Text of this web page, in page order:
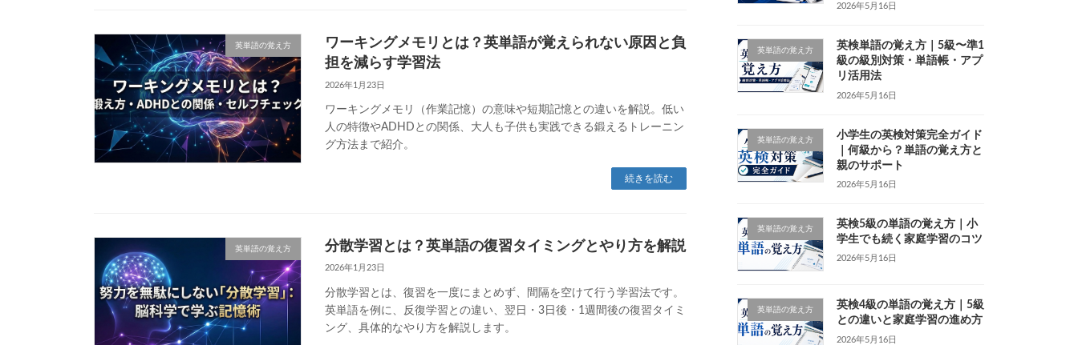
英単語の覚え方
ワーキングメモリとは？英単語が覚えられない原因と負
担を減らす学習法
2026年1月23日
ワーキングメモリ（作業記憶）の意味や短期記憶との違いを解説。低い
人の特徴やADHDとの関係、大人も子供も実践できる鍛えるトレーニン
グ方法まで紹介。
続きを読む
英単語の覚え方 分散学習とは？英単語の復習タイミングとやり方を解説
2026年1月23日
分散学習とは、復習を一度にまとめず、間隔を空けて行う学習法です。
英単語を例に、反復学習との違い、翌日・3日後・1週間後の復習タイミ
ング、具体的なやり方を解説します。
2026年5月16日
英単語の覚え方
英検単語の覚え方｜5級〜準1
級の級別対策・単語帳・アプ
リ活用法
2026年5月16日
英単語の覚え方
小学生の英検対策完全ガイド
｜何級から？単語の覚え方と
親のサポート
2026年5月16日
英単語の覚え方
英検5級の単語の覚え方｜小
学生でも続く家庭学習のコツ
2026年5月16日
英単語の覚え方
英検4級の単語の覚え方｜5級
との違いと家庭学習の進め方
2026年5月16日